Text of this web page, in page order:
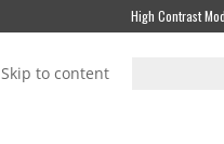
High Contrast
Skip to content